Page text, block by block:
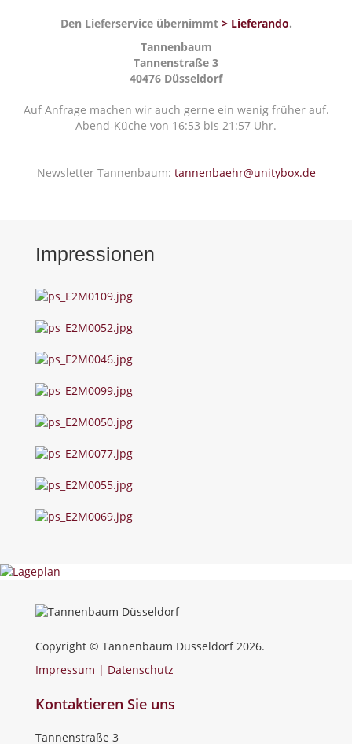
Den Lieferservice übernimmt > Lieferando.
Tannenbaum
Tannenstraße 3
40476 Düsseldorf
Auf Anfrage machen wir auch gerne ein wenig früher auf.
Abend-Küche von 16:53 bis 21:57 Uhr.
Newsletter Tannenbaum: tannenbaehr@unitybox.de
Impressionen
Copyright © Tannenbaum Düsseldorf 2026.
Impressum | Datenschutz
Kontaktieren Sie uns
Tannenstraße 3